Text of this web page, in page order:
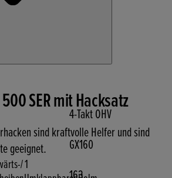
4-Takt OHV
GX160
SER mit Hacksatz
sind kraftvolle Helfer und sind
geeignet.
1